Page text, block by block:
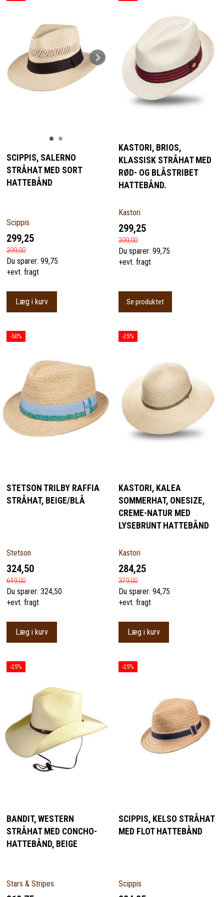
SCIPPIS, SALERNO
STRÅHAT MED SORT
HATTEBÅND
Scippis
299,25
399,00
Du sparer: 99,75
+evt. fragt
Læg i kurv
KASTORI, BRIOS,
KLASSISK STRÅHAT MED
RØD- OG BLÅSTRIBET
HATTEBÅND.
Kastori
299,25
399,00
Du sparer: 99,75
+evt. fragt
Se produktet
-50%
STETSON TRILBY RAFFIA
STRÅHAT, BEIGE/BLÅ
Stetson
324,50
649,00
Du sparer: 324,50
+evt. fragt
Læg i kurv
-25%
KASTORI, KALEA
SOMMERHAT, ONESIZE,
CREME-NATUR MED
LYSEBRUNT HATTEBÅND
Kastori
284,25
379,00
Du sparer: 94,75
+evt. fragt
Læg i kurv
-25%
BANDIT, WESTERN
STRÅHAT MED CONCHO-
HATTEBÅND, BEIGE
Stars & Stripes
-25%
SCIPPIS, KELSO STRÅHAT
MED FLOT HATTEBÅND
Scippis